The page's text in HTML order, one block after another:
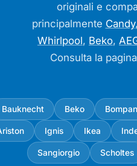
originali e
principalmente Candy,
Whirlpool, Beko,
Consulta la pagina
Bauknecht Beko
Ignis Ikea
Sangiorgio Scholtes